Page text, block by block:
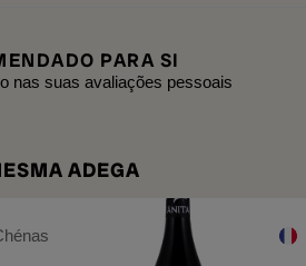
PARA SI
nas suas avaliações pessoais
ADEGA